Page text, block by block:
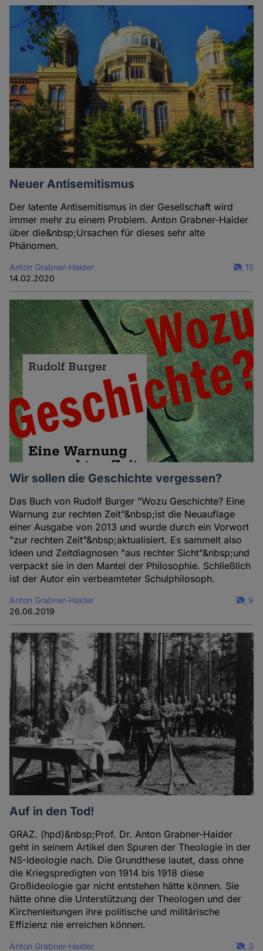
Neuer Antisemitismus
Der latente Antisemitismus in der Gesellschaft wird
immer mehr zu einem Problem. Anton Grabner-Haider
über die&nbsp;Ursachen für dieses sehr alte
Phänomen.
Anton Grabner-Haider
14.02.2020
15
Wir sollen die Geschichte vergessen?
Das Buch von Rudolf Burger "Wozu Geschichte? Eine
Warnung zur rechten Zeit"&nbsp;ist die Neuauflage
einer Ausgabe von 2013 und wurde durch ein Vorwort
"zur rechten Zeit"&nbsp;aktualisiert. Es sammelt also
Ideen und Zeitdiagnosen "aus rechter Sicht"&nbsp;und
verpackt sie in den Mantel der Philosophie. Schließlich
ist der Autor ein verbeamteter Schulphilosoph.
Anton Grabner-Haider
26.06.2019
9
Auf in den Tod!
GRAZ. (hpd)&nbsp;Prof. Dr. Anton Grabner-Haider
geht in seinem Artikel den Spuren der Theologie in der
NS-Ideologie nach. Die Grundthese lautet, dass ohne
die Kriegspredigten von 1914 bis 1918 diese
Großideologie gar nicht entstehen hätte können. Sie
hätte ohne die Unterstützung der Theologen und der
Kirchenleitungen ihre politische und militärische
Effizienz nie erreichen können.
Anton Grabner-Haider 3